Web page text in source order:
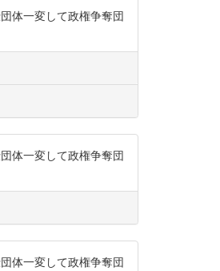
体一変して政権争奪団
体一変して政権争奪団
体一変して政権争奪団